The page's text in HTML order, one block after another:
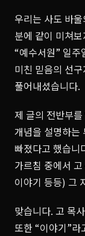
우리는 사도 바
분에 같이 미쳐
“예수서원” 일주
미친 믿음의 선
풀어내셨습니다.
제 글의 전반부
개념을 설명하는
빠졌다고 했습니
가르침 중에서
이야기 등등) 그
맞습니다. 고 목
또한 “이야기”